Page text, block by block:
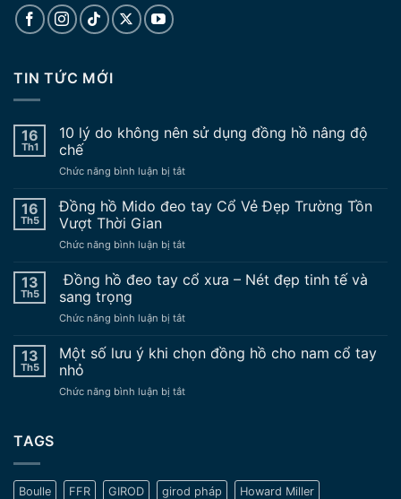
TIN TỨC MỚI
16
Th1
10 lý do không nên sử dụng đồng hồ nâng độ
chế
Chức năng bình luận bị tắtở
lý
nên
dụng
nâng
chế
16
Th5
Đồng hồ Mido đeo tay Cổ Vẻ Đẹp Trường Tồn
Vượt Thời Gian
Chức năng bình luận bị tắtở
hồ
Mido
tay
Vẻ
Tồn
13
Th5
Đồng hồ đeo tay cổ xưa – Nét đẹp tinh tế và
sang trọng
Chức năng bình luận bị tắtở
hồ
đeo
cổ
tế
13
Th5
Một số lưu ý khi chọn đồng hồ cho nam cổ tay
nhỏ
Chức năng bình luận bị tắtở
chọn
TAGS
Boulle FFR GIROD girod pháp Howard Miller